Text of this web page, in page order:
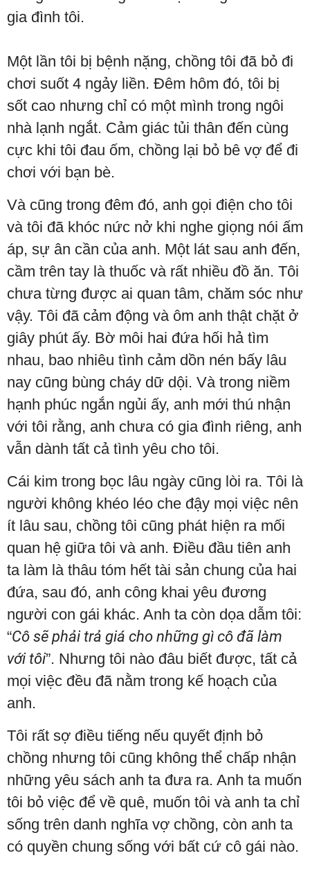
gia đình tôi.
Một lần tôi bị bệnh nặng, chồng tôi đã bỏ đi
chơi suốt 4 ngảy liền. Đêm hôm đó, tôi bị
sốt cao nhưng chỉ có một mình trong ngôi
nhà lạnh ngắt. Cảm giác tủi thân đến cùng
cực khi tôi đau ốm, chồng lại bỏ bê vợ để đi
chơi với bạn bè.
Và cũng trong đêm đó, anh gọi điện cho tôi
và tôi đã khóc nức nở khi nghe giọng nói ấm
áp, sự ân cần của anh. Một lát sau anh đến,
cầm trên tay là thuốc và rất nhiều đồ ăn. Tôi
chưa từng được ai quan tâm, chăm sóc như
vậy. Tôi đã cảm động và ôm anh thật chặt ở
giây phút ấy. Bờ môi hai đứa hối hả tìm
nhau, bao nhiêu tình cảm dồn nén bấy lâu
nay cũng bùng cháy dữ dội. Và trong niềm
hạnh phúc ngắn ngủi ấy, anh mới thú nhận
với tôi rằng, anh chưa có gia đình riêng, anh
vẫn dành tất cả tình yêu cho tôi.
Cái kim trong bọc lâu ngày cũng lòi ra. Tôi là
người không khéo léo che đậy mọi việc nên
ít lâu sau, chồng tôi cũng phát hiện ra mối
quan hệ giữa tôi và anh. Điều đầu tiên anh
ta làm là thâu tóm hết tài sản chung của hai
đứa, sau đó, anh công khai yêu đương
người con gái khác. Anh ta còn dọa dẫm tôi:
“Cô sẽ phải trả giá cho những gì cô đã làm
với tôi”. Nhưng tôi nào đâu biết được, tất cả
mọi việc đều đã nằm trong kế hoạch của
anh.
Tôi rất sợ điều tiếng nếu quyết định bỏ
chồng nhưng tôi cũng không thể chấp nhận
những yêu sách anh ta đưa ra. Anh ta muốn
tôi bỏ việc để về quê, muốn tôi và anh ta chỉ
sống trên danh nghĩa vợ chồng, còn anh ta
có quyền chung sống với bất cứ cô gái nào.